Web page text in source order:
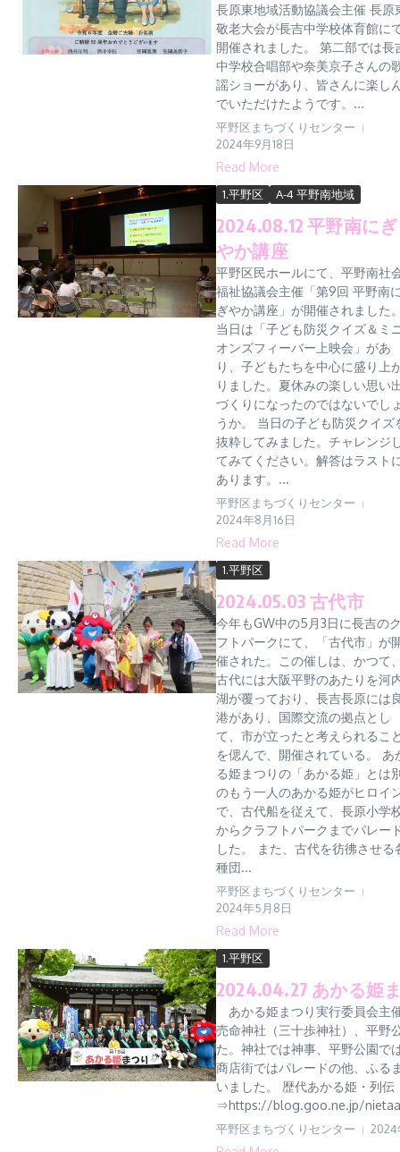
長原東地域活動協議会主催 長原
敬老大会が長吉中学校体育館に
開催されました。 第二部では長
中学校合唱部や奈美京子さんの
謡ショーがあり、皆さんに楽し
でいただけたようです。...
平野区まちづくりセンター
2024年9月18日
Read More
1.平野区 A-4 平野南地域
2024.08.12 平野南にぎ
やか講座
平野区民ホールにて、平野南社
福祉協議会主催「第9回 平野南
ぎやか講座」が開催されました
当日は「子ども防災クイズ＆ミ
オンズフィーバー上映会」があ
り、子どもたちを中心に盛り上
りました。夏休みの楽しい思い
づくりになったのではないでし
うか。 当日の子ども防災クイズ
抜粋してみました。チャレンジ
てみてください。解答はラスト
あります。...
平野区まちづくりセンター
2024年8月16日
Read More
1.平野区
2024.05.03 古代市
今年もGW中の5月3日に長吉の
フトパークにて、「古代市」が
催された。この催しは、かつて
古代には大阪平野のあたりを河
湖が覆っており、長吉長原には
港があり、国際交流の拠点とし
て、市が立ったと考えられるこ
を偲んで、開催されている。 あ
る姫まつりの「あかる姫」とは
のもう一人のあかる姫がヒロイ
で、古代船を従えて、長原小学
からクラフトパークまでパレー
した。 また、古代を彷彿させる
種団...
平野区まちづくりセンター
2024年5月8日
Read More
1.平野区
2024.04.27 あかる姫
あかる姫まつり実行委員会主
売命神社（三十歩神社）、平野
た。神社では神事、平野公園で
商店街ではパレードの他、ふる
いました。 歴代あかる姫・列伝
⇒https://blog.goo.ne.jp/
平野区まちづくりセンター 2024